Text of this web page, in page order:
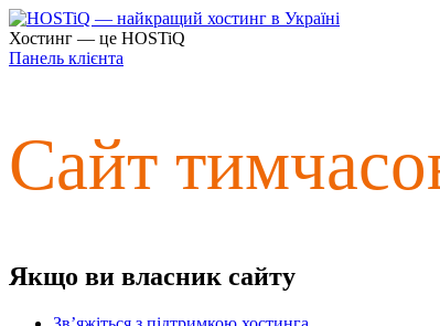
Хостинг — це HOSTiQ
Панель клієнта
Сайт
Якщо ви власник сайту